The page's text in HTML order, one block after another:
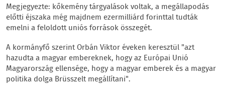
Megjegyezte: kőkemény tárgyalások voltak, a megállapodás
előtti éjszaka még majdnem ezermilliárd forinttal tudták
emelni a feloldott uniós források összegét.
A kormányfő szerint Orbán Viktor éveken keresztül "azt
hazudta a magyar embereknek, hogy az Európai Unió
Magyarország ellensége, hogy a magyar emberek és a magyar
politika dolga Brüsszelt megállítani".